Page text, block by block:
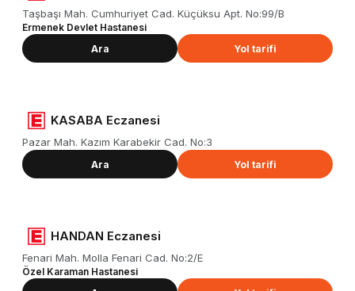
Taşbaşı Mah. Cumhuriyet Cad. Küçüksu Apt. No:99/B
Ermenek Devlet Hastanesi
Ara
Yol tarifi
KASABA Eczanesi
Pazar Mah. Kazım Karabekir Cad. No:3
Ara Yol tarifi
HANDAN Eczanesi
Fenari Mah. Molla Fenari Cad. No:2/E
Özel Karaman Hastanesi